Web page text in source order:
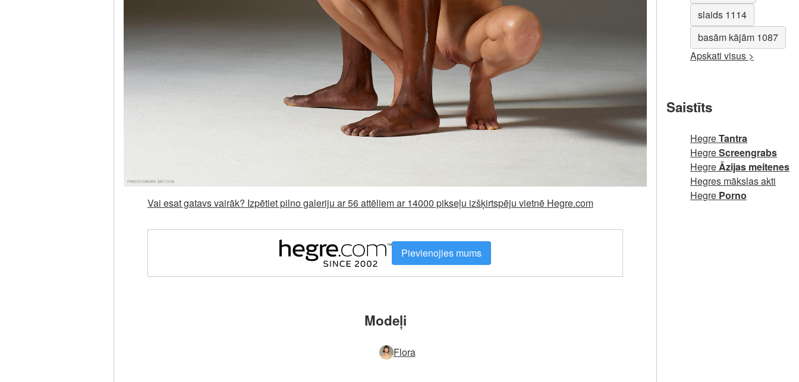
Vai esat gatavs vairāk? Izpētiet pilno galeriju ar 56 attēliem ar 14000 pikseļu izšķirtspēju vietnē Hegre.com
Pievienojies mums
Modeļi
Flora
slaids 1114
basām kājām 1087
Apskati visus >
Saistīts
HegreTantra
HegreScreengrabs
HegreĀzijas meitenes
Hegres mākslas akti
Hegre Porno